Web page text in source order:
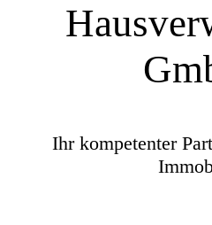
Ihr kompetenter